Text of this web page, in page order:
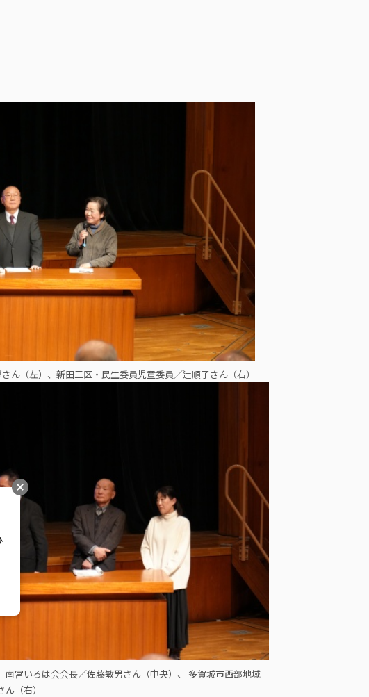
ん（左）、新田三区・民生委員児童委員／辻順子さん（右）
宮いろは会会長／佐藤敏男さん（中央）、 多賀城市西部地域
（右）